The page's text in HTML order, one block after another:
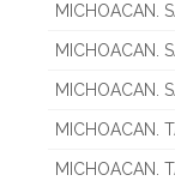
MICHOACAN.
MICHOACAN.
MICHOACAN.
MICHOACAN.
MICHOACAN.